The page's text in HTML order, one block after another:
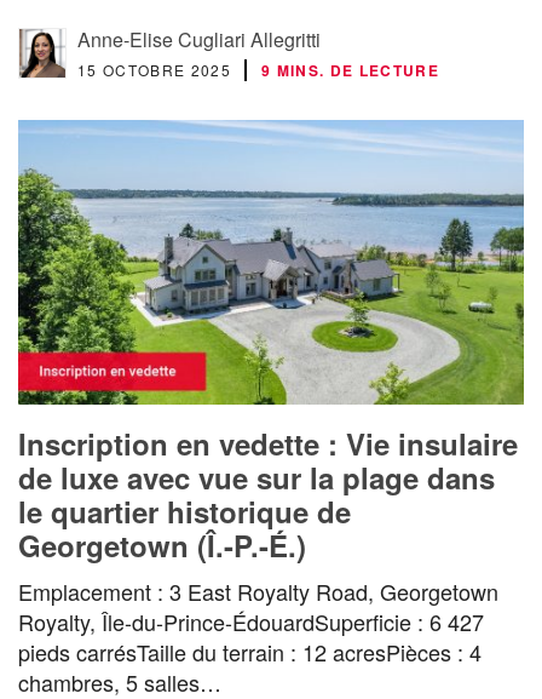
Anne-Elise Cugliari Allegritti
15 OCTOBRE 2025 9 MINS. DE LECTURE
Inscription en vedette : Vie insulaire
de luxe avec vue sur la plage dans
le quartier historique de
Georgetown (Î.-P.-É.)
Emplacement : 3 East Royalty Road, Georgetown
Royalty, Île-du-Prince-ÉdouardSuperficie : 6 427
pieds carrésTaille du terrain : 12 acresPièces : 4
chambres, 5 salles…